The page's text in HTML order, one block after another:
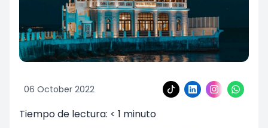
06 October 2022
Tiempo de lectura: < 1 minuto